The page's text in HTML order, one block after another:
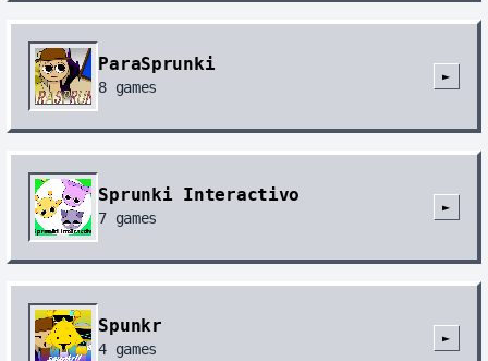
ParaSprunki
8 games
►
Sprunki Interactivo
7 games
►
Spunkr
4 games
►